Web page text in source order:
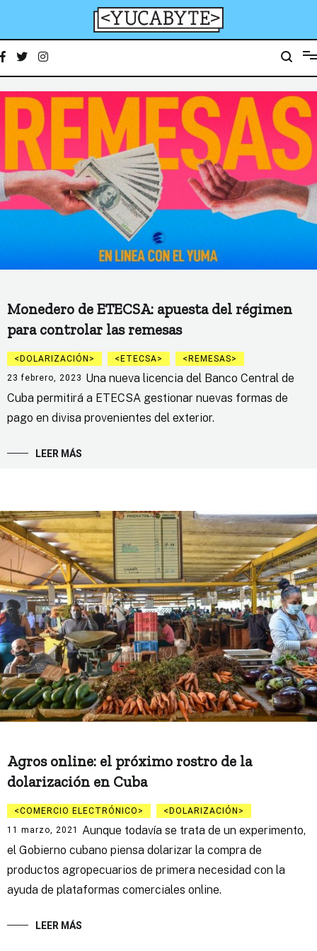
YucaByte
Monedero de ETECSA: apuesta del régimen
para controlar las remesas
DOLARIZACIÓN ETECSA
REMESAS
23 febrero, 2023 Una nueva licencia del Banco Central de
Cuba permitirá a ETECSA gestionar nuevas formas de
pago en divisa provenientes del exterior.
LEER MÁS
Agros online: el próximo rostro de la
dolarización en Cuba
COMERCIO ELECTRÓNICO
DOLARIZACIÓN
11 marzo, 2021
Aunque todavía se trata de un experimento,
el Gobierno cubano piensa dolarizar la compra de
productos agropecuarios de primera necesidad con la
ayuda de plataformas comerciales online.
LEER MÁS